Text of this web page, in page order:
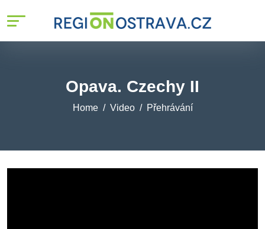
Opava. Czechy II
Home Video Přehrávání